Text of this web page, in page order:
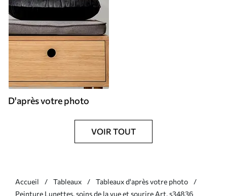
D'après votre photo
VOIR TOUT
Accueil Tableaux
Tableaux d'après votre photo
Peinture Lunettes, soins de la vue et sourire Art. s34836